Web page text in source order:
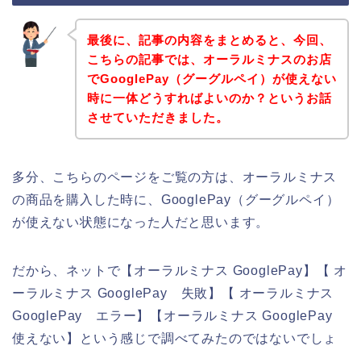
最後に、記事の内容をまとめると、今回、
こちらの記事では、オーラルミナスのお店
でGooglePay（グーグルペイ）が使えない
時に一体どうすればよいのか？というお話
させていただきました。
多分、こちらのページをご覧の方は、オーラルミナス
の商品を購入した時に、GooglePay（グーグルペイ）
が使えない状態になった人だと思います。
だから、ネットで【オーラルミナス GooglePay】【 オ
ーラルミナス GooglePay 失敗】【 オーラルミナス
GooglePay エラー】【オーラルミナス GooglePay
使えない】という感じで調べてみたのではないでしょ